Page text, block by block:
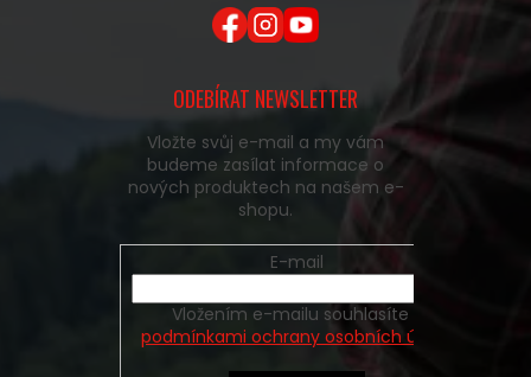
ODEBÍRAT NEWSLETTER
Vložte svůj e-mail a my vám
budeme zasílat informace o
nových produktech na našem e-
shopu.
E-mail
podmínkami ochrany osobních údajů